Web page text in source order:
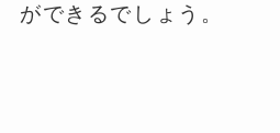
ができるでしょう。